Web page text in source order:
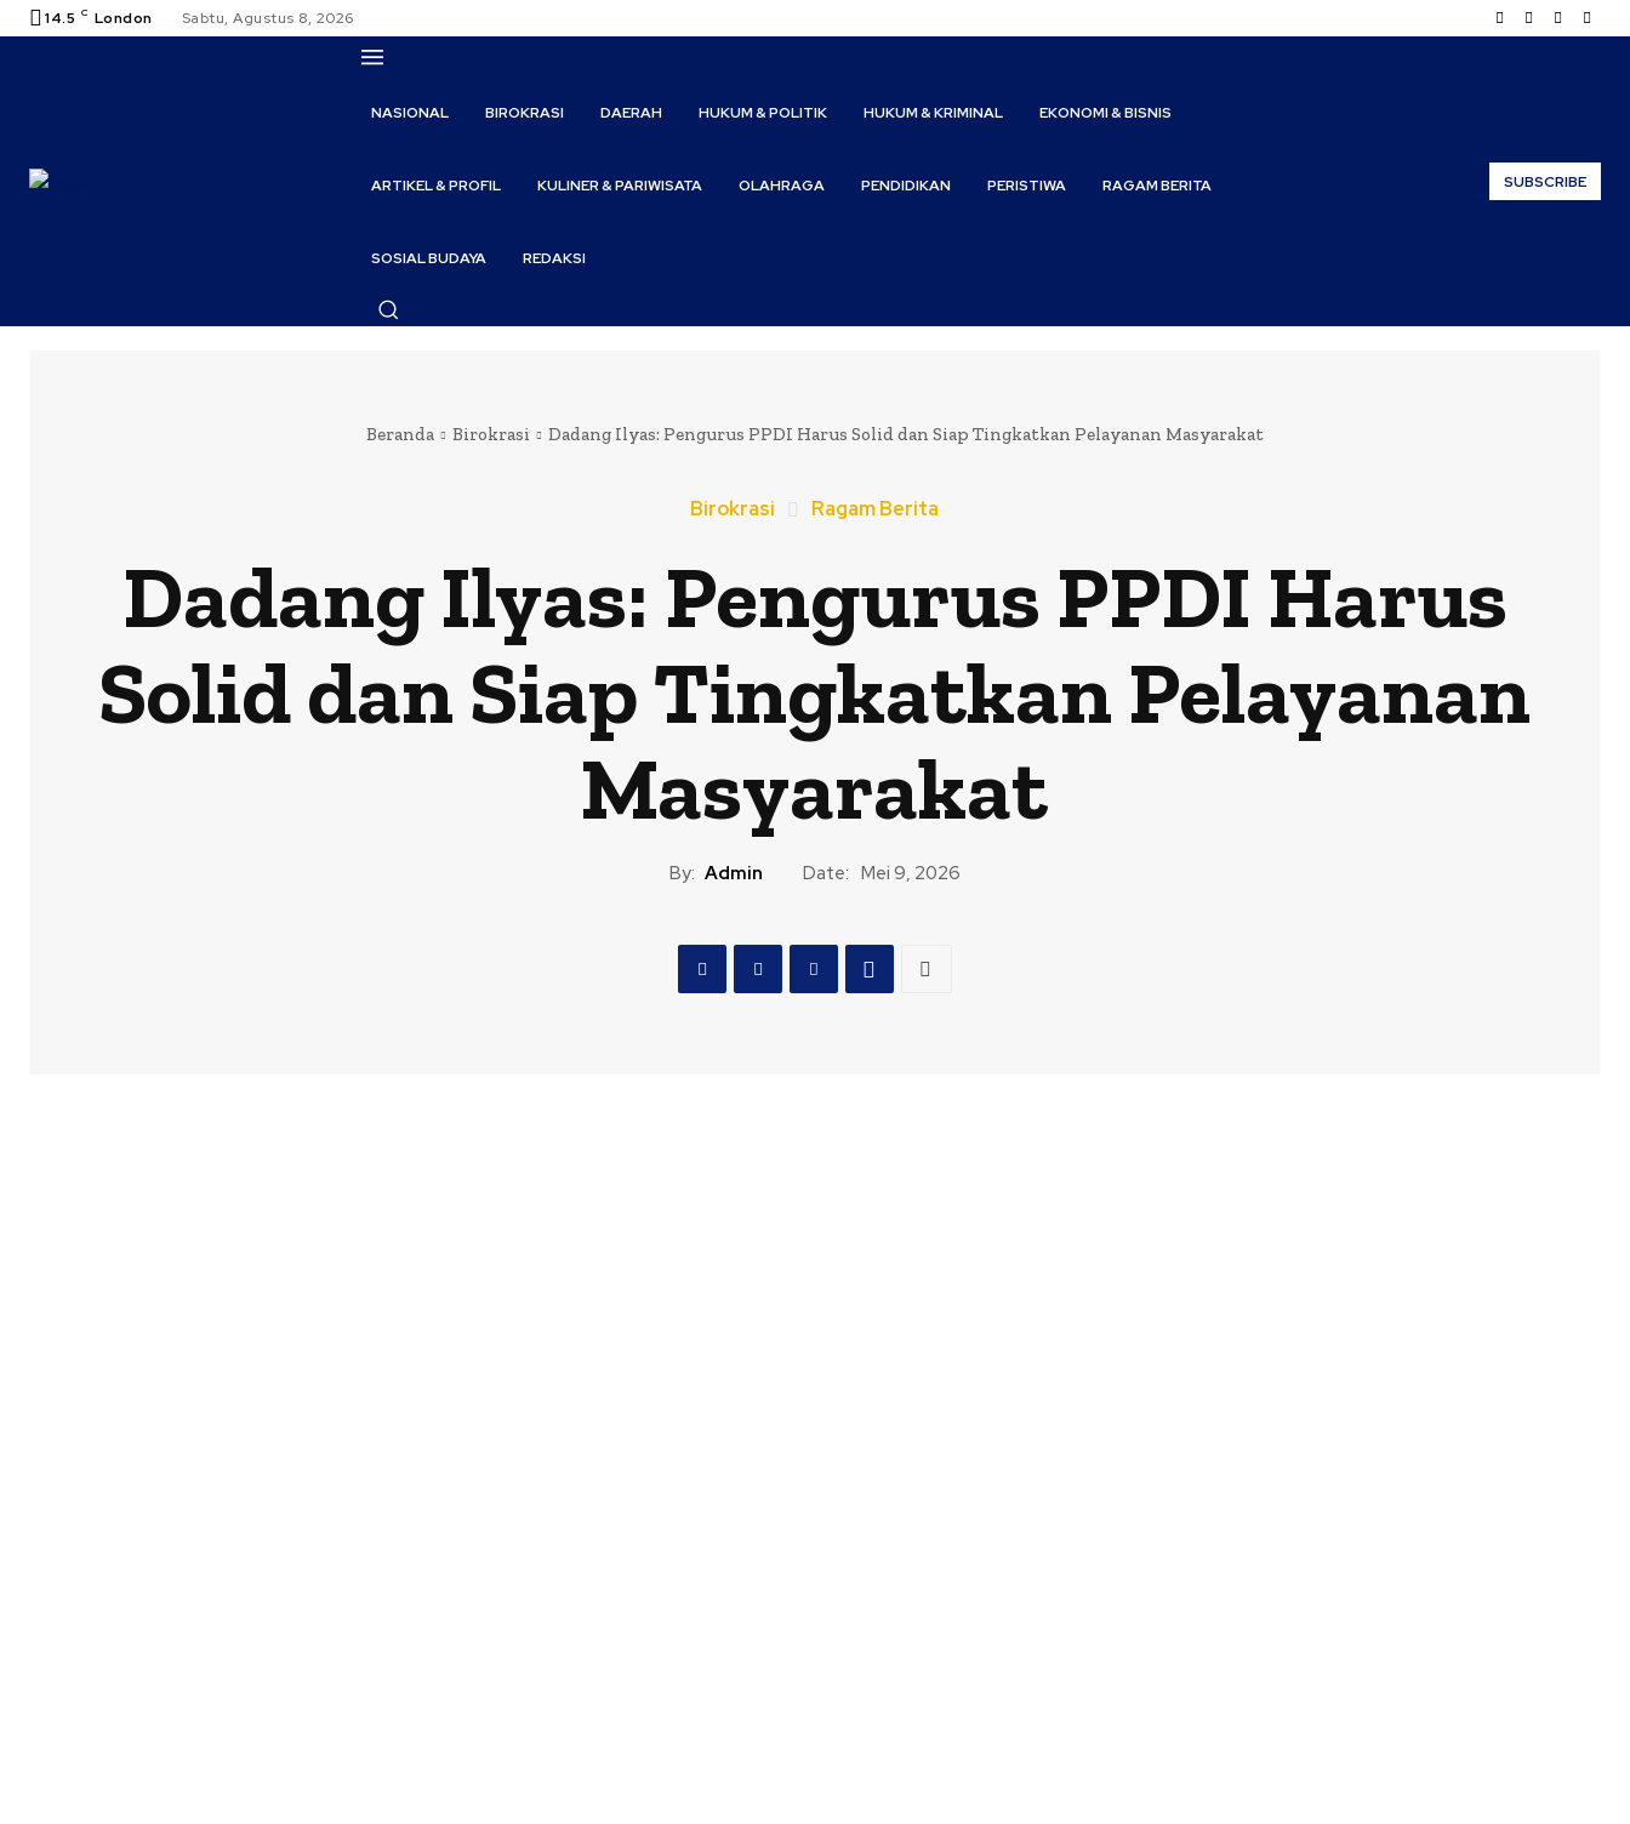
14.5 C London Sabtu, Agustus 8, 2026
NASIONAL BIROKRASI DAERAH HUKUM & POLITIK HUKUM & KRIMINAL EKONOMI & BISNIS
ARTIKEL & PROFIL KULINER & PARIWISATA OLAHRAGA PENDIDIKAN PERISTIWA RAGAM BERITA
SOSIAL BUDAYA REDAKSI
SUBSCRIBE
Beranda Birokrasi Dadang Ilyas: Pengurus PPDI Harus Solid dan Siap Tingkatkan Pelayanan Masyarakat
Birokrasi Ragam Berita
Dadang Ilyas: Pengurus PPDI Harus
Solid dan Siap Tingkatkan Pelayanan
Masyarakat
By: Admin Date: Mei 9, 2026